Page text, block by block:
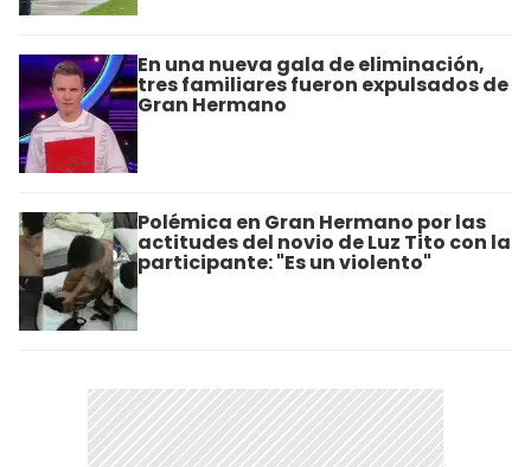
En una nueva gala de eliminación,
tres familiares fueron expulsados de
Gran Hermano
Polémica en Gran Hermano por las
actitudes del novio de Luz Tito con la
participante: "Es un violento"